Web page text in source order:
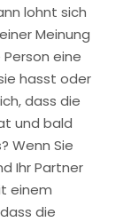
lohnt sich
Meinung
eine
hasst oder
dass die
und bald
Wenn Sie
Ihr Partner
einem
die